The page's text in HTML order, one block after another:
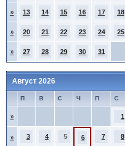
» 13 14 15 16 17 18
» 20 21 22 23 24 25
» 27 28 29 30 31
Август 2026
П В С Ч П С
» 1
» 3 4 5 6 7 8